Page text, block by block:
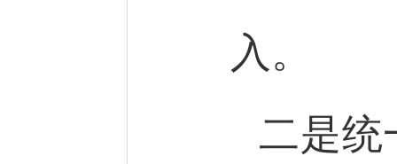
入。
二是统